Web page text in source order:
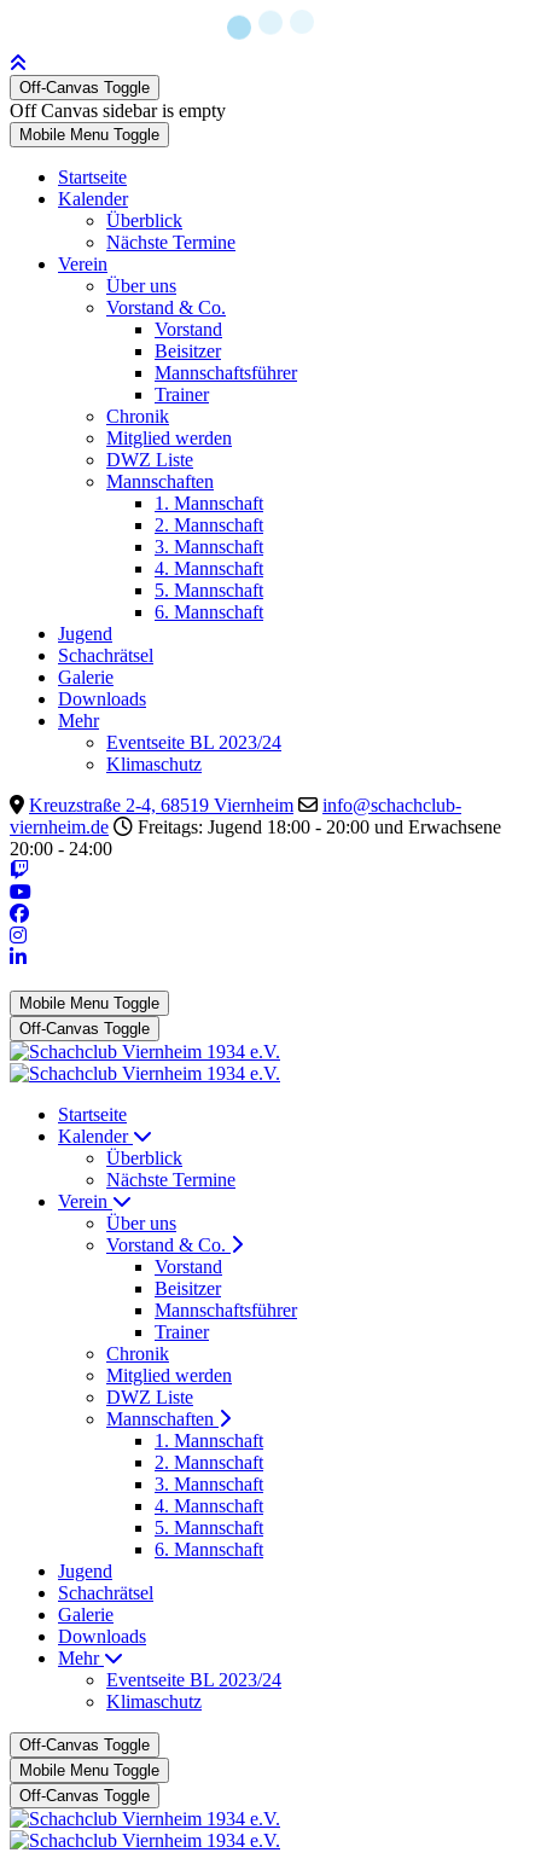
Off-Canvas Toggle
Off Canvas sidebar is empty
Mobile Menu Toggle
Startseite
Kalender
Überblick
Nächste Termine
Verein
Über uns
Vorstand & Co.
Vorstand
Beisitzer
Mannschaftsführer
Trainer
Chronik
Mitglied werden
DWZ Liste
Mannschaften
1. Mannschaft
2. Mannschaft
3. Mannschaft
4. Mannschaft
5. Mannschaft
6. Mannschaft
Jugend
Schachrätsel
Galerie
Downloads
Mehr
Eventseite BL 2023/24
Klimaschutz
Kreuzstraße 2-4, 68519 Viernheim
info@schachclub-
viernheim.de
Freitags: Jugend 18:00 - 20:00 und Erwachsene
20:00 - 24:00
Mobile Menu Toggle
Off-Canvas Toggle
Startseite
Kalender
Überblick
Nächste Termine
Verein
Über uns
Vorstand & Co.
Vorstand
Beisitzer
Mannschaftsführer
Trainer
Chronik
Mitglied werden
DWZ Liste
Mannschaften
1. Mannschaft
2. Mannschaft
3. Mannschaft
4. Mannschaft
5. Mannschaft
6. Mannschaft
Jugend
Schachrätsel
Galerie
Downloads
Mehr
Eventseite BL 2023/24
Klimaschutz
Off-Canvas Toggle
Mobile Menu Toggle
Off-Canvas Toggle